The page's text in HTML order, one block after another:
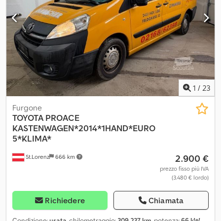
buone Per ulteriori informazioni, contattare Thierry Leemans.
Dsdpfx Aneyup Ufeieck
1 / 23
St.Lorenz 666 km
Furgone
TOYOTA PROACE
KASTENWAGEN*2014*1HAND*EURO
5*KLIMA*
2.900 €
prezzo fisso più IVA
(3.480 € lordo)
Richiedere Chiamata